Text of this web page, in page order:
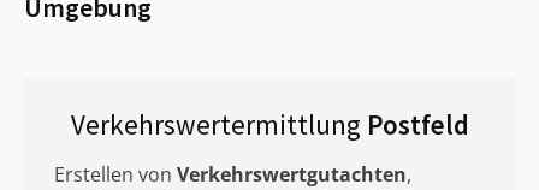
Umgebung
Verkehrswertermittlung Postfeld
Erstellen von Verkehrswertgutachten,